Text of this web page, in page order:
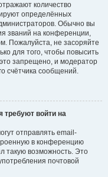
количество
определённых
Обычно вы
званий на конференции,
Пожалуйста, не засоряйте
для того, чтобы повысить
запрещено, и модератор
счётчика сообщений.
требуют войти на
отправлять email-
в конференцию
такую возможность. Это
почтовой